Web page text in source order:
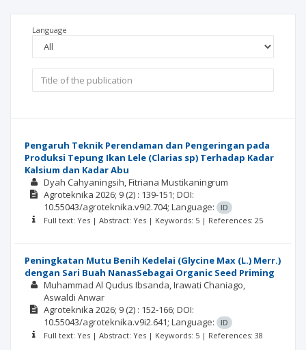
Language
Pengaruh Teknik Perendaman dan Pengeringan pada
Produksi Tepung Ikan Lele (Clarias sp) Terhadap Kadar
Kalsium dan Kadar Abu
Dyah Cahyaningsih Fitriana Mustikaningrum
Agroteknika 2026; 9 (2) : 139-151; DOI:
10.55043/agroteknika.v9i2.704; Language:
ID
Full text: Yes | Abstract: Yes | Keywords: 5 | References: 25
Peningkatan Mutu Benih Kedelai (Glycine Max (L.) Merr.)
dengan Sari Buah NanasSebagai Organic Seed Priming
Muhammad Al Qudus Ibsanda Irawati Chaniago
Aswaldi Anwar
Agroteknika 2026; 9 (2) : 152-166; DOI:
10.55043/agroteknika.v9i2.641; Language:
ID
Full text: Yes | Abstract: Yes | Keywords: 5 | References: 38